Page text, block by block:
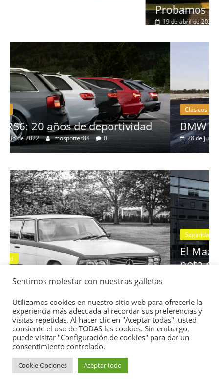
Probamos el Mercedes-Benz A200d
Clásicos
BMW Serie 7: lujo desde 1977
28 de junio de 2022
13:
Seguridad
El Mazda CX-5 2022 logra la
nota en las pruebas de seguridad
IIHS
11 de noviembre de 2021 mospotter84 0
Copyright © 2026Academia del Motor
Sentimos molestar con nuestras galletas
Utilizamos cookies en nuestro sitio web para ofrecerle la
experiencia más adecuada al recordar sus preferencias y
visitas repetidas. Al hacer clic en "Aceptar todas", usted
consiente el uso de TODAS las cookies. Sin embargo,
puede visitar "Configuración de cookies" para dar un
consentimiento controlado.
Cookie Opciones Aceptar todo